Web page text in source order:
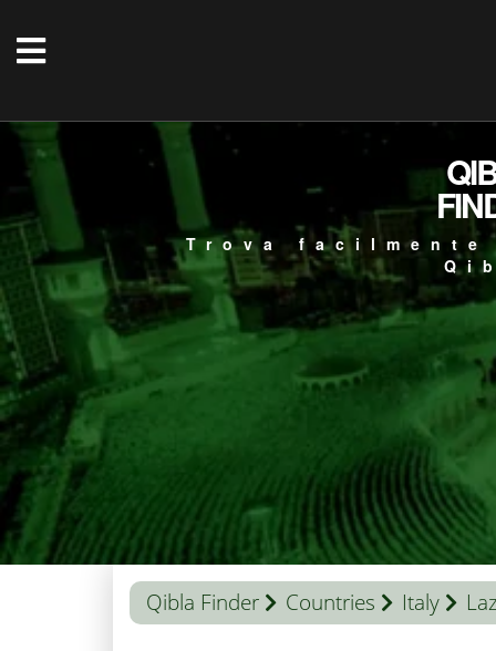
Trova
Qibla Finder Countries Italy